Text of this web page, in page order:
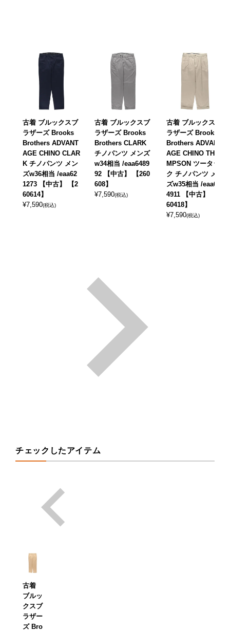
古着 ブルックスブ
ラザーズ Brooks
Brothers ADVANT
AGE CHINO CLAR
K チノパンツ メン
ズw36相当 /eaa62
1273 【中古】 【2
60614】
¥7,590(税込)
古着 ブルックスブ
ラザーズ Brooks
Brothers CLARK
チノパンツ メンズ
w34相当 /eaa6489
92 【中古】 【260
608】
¥7,590(税込)
古着 ブルックスブ
ラザーズ Brooks
Brothers ADVANT
AGE CHINO THO
MPSON ツータッ
ク チノパンツ メン
ズw35相当 /eaa63
4911 【中古】 【2
60418】
¥7,590(税込)
チェックしたアイテム
古着
ブルッ
クスブ
ラザー
ズ Bro